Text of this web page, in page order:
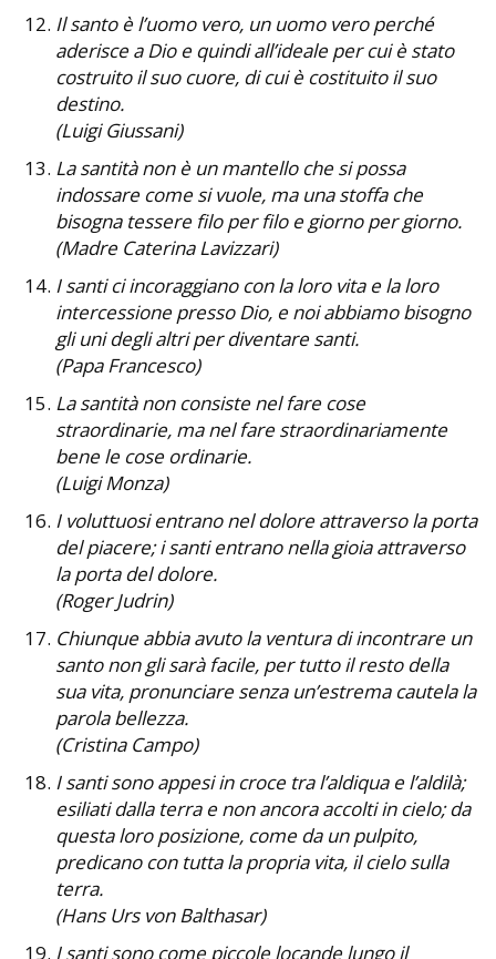
Il santo è l’uomo vero, un uomo vero perché
aderisce a Dio e quindi all’ideale per cui è stato
costruito il suo cuore, di cui è costituito il suo
destino.
(Luigi Giussani)
La santità non è un mantello che si possa
indossare come si vuole, ma una stoffa che
bisogna tessere filo per filo e giorno per giorno.
(Madre Caterina Lavizzari)
I santi ci incoraggiano con la loro vita e la loro
intercessione presso Dio, e noi abbiamo bisogno
gli uni degli altri per diventare santi.
(Papa Francesco)
La santità non consiste nel fare cose
straordinarie, ma nel fare straordinariamente
bene le cose ordinarie.
(Luigi Monza)
I voluttuosi entrano nel dolore attraverso la porta
del piacere; i santi entrano nella gioia attraverso
la porta del dolore.
(Roger Judrin)
Chiunque abbia avuto la ventura di incontrare un
santo non gli sarà facile, per tutto il resto della
sua vita, pronunciare senza un’estrema cautela la
parola bellezza.
(Cristina Campo)
I santi sono appesi in croce tra l’aldiqua e l’aldilà;
esiliati dalla terra e non ancora accolti in cielo; da
questa loro posizione, come da un pulpito,
predicano con tutta la propria vita, il cielo sulla
terra.
(Hans Urs von Balthasar)
I santi sono come piccole locande lungo il